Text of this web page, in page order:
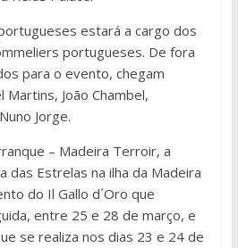
estará a cargo dos
portugueses. De fora
para o evento, chegam
João Chambel,
Jorge.
– Madeira Terroir, a
das Estrelas na ilha da Madeira
do Il Gallo d´Oro que
entre 25 e 28 de março, e
se realiza nos dias 23 e 24 de